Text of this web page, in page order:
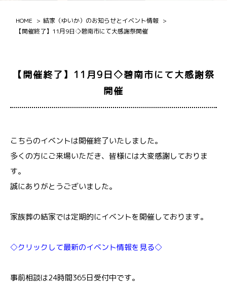
HOME
結家（ゆいか）のお知らせとイベント情報
【開催終了】11月9日◇碧南市にて大感謝祭開催
【開催終了】11月9日◇碧南市にて大感謝祭
開催
こちらのイベントは開催終了いたしました。
多くの方にご来場いただき、皆様には大変感謝しておりま
す。
誠にありがとうございました。
家族葬の結家では定期的にイベントを開催しております。
◇クリックして最新のイベント情報を見る◇
事前相談は24時間365日受付中です。